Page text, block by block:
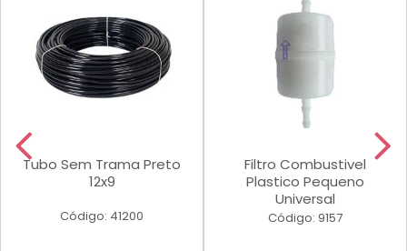
Tubo Sem Trama Preto
12x9
Código: 41200
Filtro Combustivel
Plastico Pequeno
Universal
Código: 9157